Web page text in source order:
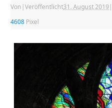
Von |Veröffentlicht31. August 2019 |
4608 Pixel